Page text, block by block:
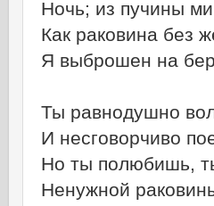
Ночь; из пучины
Как раковина без
Я выброшен на
Ты равнодушно
И несговорчиво
Но ты полюбишь,
Ненужной